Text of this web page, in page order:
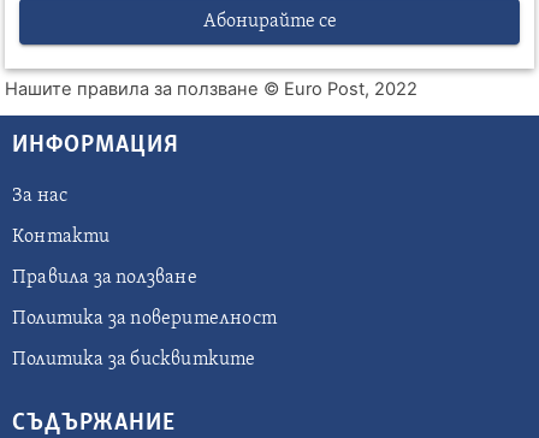
Абонирайте се
Нашите правила за ползване © Euro Post, 2022
ИНФОРМАЦИЯ
За нас
Контакти
Правила за ползване
Политика за поверителност
Политика за бисквитките
СЪДЪРЖАНИЕ